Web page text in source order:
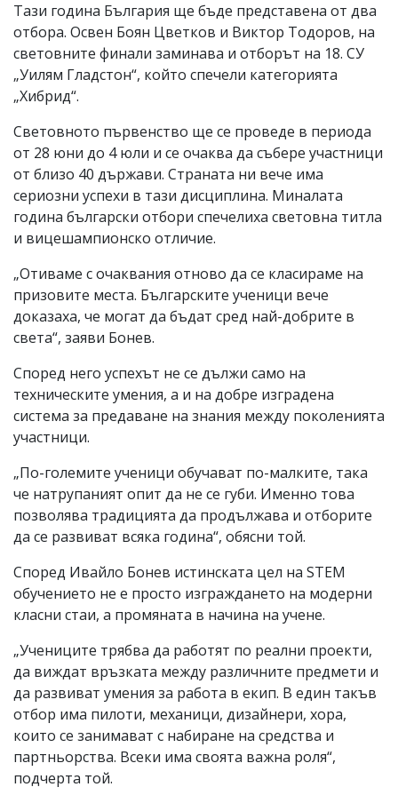
Тази година България ще бъде представена от два
отбора. Освен Боян Цветков и Виктор Тодоров, на
световните финали заминава и отборът на 18. СУ
„Уилям Гладстон“, който спечели категорията
„Хибрид“.
Световното първенство ще се проведе в периода
от 28 юни до 4 юли и се очаква да събере участници
от близо 40 държави. Страната ни вече има
сериозни успехи в тази дисциплина. Миналата
година български отбори спечелиха световна титла
и вицешампионско отличие.
„Отиваме с очаквания отново да се класираме на
призовите места. Българските ученици вече
доказаха, че могат да бъдат сред най-добрите в
света“, заяви Бонев.
Според него успехът не се дължи само на
техническите умения, а и на добре изградена
система за предаване на знания между поколенията
участници.
„По-големите ученици обучават по-малките, така
че натрупаният опит да не се губи. Именно това
позволява традицията да продължава и отборите
да се развиват всяка година“, обясни той.
Според Ивайло Бонев истинската цел на STEM
обучението не е просто изграждането на модерни
класни стаи, а промяната в начина на учене.
„Учениците трябва да работят по реални проекти,
да виждат връзката между различните предмети и
да развиват умения за работа в екип. В един такъв
отбор има пилоти, механици, дизайнери, хора,
които се занимават с набиране на средства и
партньорства. Всеки има своята важна роля“,
подчерта той.